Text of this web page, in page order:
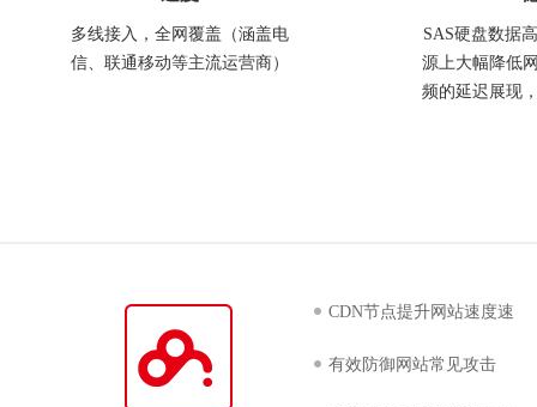
多线接入，全网覆盖（涵盖电
信、联通移动等主流运营商）
SAS硬盘数据
源上大幅降低
频的延迟展现
CDN节点提升网站速度速
有效防御网站常见攻击